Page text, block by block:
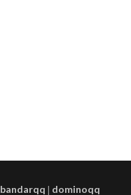
bandarqq | dominoqq